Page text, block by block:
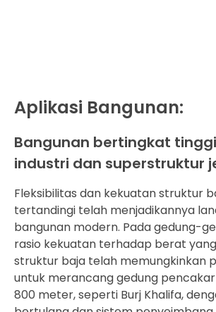
Aplikasi Bangunan:
Bangunan bertingkat
industri dan superstruktur
Fleksibilitas dan kekuatan struktur
tertandingi telah menjadikannya
bangunan modern. Pada gedung-
rasio kekuatan terhadap berat
struktur baja telah memungkinkan
untuk merancang gedung
800 meter, seperti Burj Khalifa,